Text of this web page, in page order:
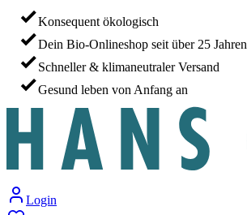
Konsequent ökologisch
Dein Bio-Onlineshop seit über 25 Jahren
Schneller & klimaneutraler Versand
Gesund leben von Anfang an
Login